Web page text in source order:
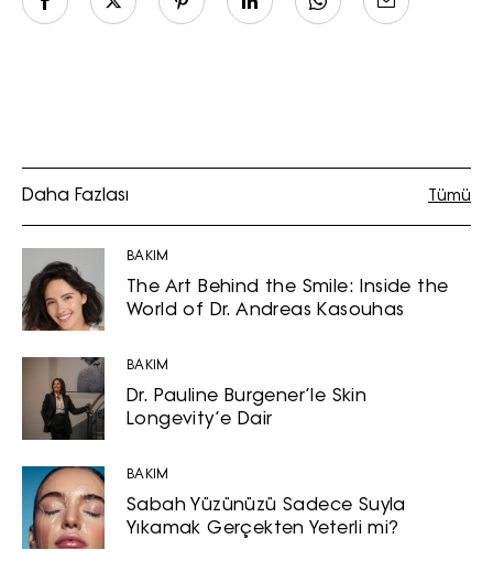
Daha Fazlası Tümü
BAKIM
The Art Behind the Smile: Inside the
World of Dr. Andreas Kasouhas
BAKIM
Dr. Pauline Burgener’le Skin
Longevity’e Dair
BAKIM
Sabah Yüzünüzü Sadece Suyla
Yıkamak Gerçekten Yeterli mi?